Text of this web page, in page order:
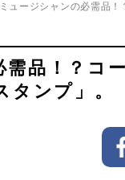
会社伝
ミュージシャンの必需品
需品！？コ
タンプ」。